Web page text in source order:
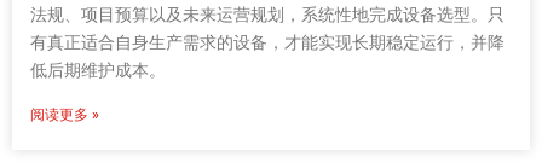
法规、项目预算以及未来运营规划，系统性地完成设备选型。只
有真正适合自身生产需求的设备，才能实现长期稳定运行，并降
低后期维护成本。
阅读更多 »